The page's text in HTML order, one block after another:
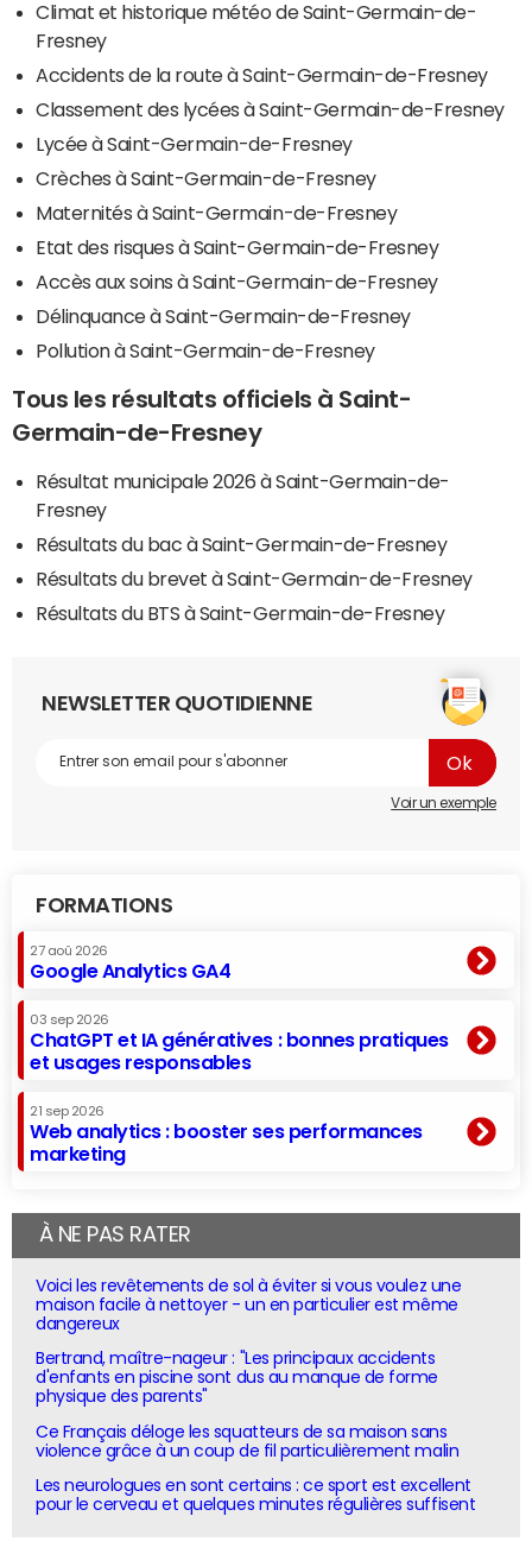
Climat et historique météo de Saint-Germain-de-
Fresney
Accidents de la route à Saint-Germain-de-Fresney
Classement des lycées à Saint-Germain-de-Fresney
Lycée à Saint-Germain-de-Fresney
Crèches à Saint-Germain-de-Fresney
Maternités à Saint-Germain-de-Fresney
Etat des risques à Saint-Germain-de-Fresney
Accès aux soins à Saint-Germain-de-Fresney
Délinquance à Saint-Germain-de-Fresney
Pollution à Saint-Germain-de-Fresney
Tous les résultats officiels à Saint-
Germain-de-Fresney
Résultat municipale 2026 à Saint-Germain-de-
Fresney
Résultats du bac à Saint-Germain-de-Fresney
Résultats du brevet à Saint-Germain-de-Fresney
Résultats du BTS à Saint-Germain-de-Fresney
NEWSLETTER QUOTIDIENNE
Voir un exemple
FORMATIONS
27 aoû 2026
Google Analytics GA4
03 sep 2026
ChatGPT et IA génératives : bonnes pratiques
et usages responsables
21 sep 2026
Web analytics : booster ses performances
marketing
À NE PAS RATER
Voici les revêtements de sol à éviter si vous voulez une
maison facile à nettoyer - un en particulier est même
dangereux
Bertrand, maître-nageur : "Les principaux accidents
d'enfants en piscine sont dus au manque de forme
physique des parents"
Ce Français déloge les squatteurs de sa maison sans
violence grâce à un coup de fil particulièrement malin
Les neurologues en sont certains : ce sport est excellent
pour le cerveau et quelques minutes régulières suffisent